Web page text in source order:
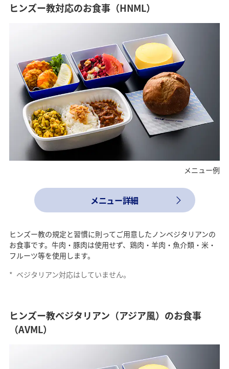
ヒンズー教対応のお食事（HNML）
メニュー例
メニュー詳細
ヒンズー教の規定と習慣に則ってご用意したノンベジタリアンの
お食事です。牛肉・豚肉は使用せず、鶏肉・羊肉・魚介類・米・
フルーツ等を使用します。
* ベジタリアン対応はしていません。
ヒンズー教ベジタリアン（アジア風）のお食事
（AVML）